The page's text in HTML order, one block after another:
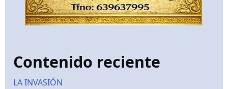
Contenido reciente
LA INVASIÓN